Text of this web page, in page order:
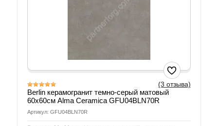
(3 отзыва)
Berlin керамогранит темно-серый матовый
60х60см Alma Ceramica GFU04BLN70R
Артикул: GFU04BLN70R